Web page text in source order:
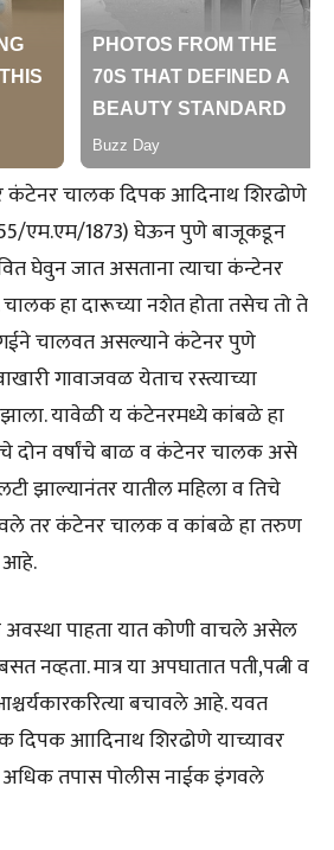
कंटेनर चालक दिपक आदिनाथ शिरढोणे
एम.एम/1873) घेऊन पुणे बाजूकडून
घेवुन जात असताना त्याचा कंन्टेनर
चालक हा दारूच्या नशेत होता तसेच तो ते
चालवत असल्याने कंटेनर पुणे
गावाजवळ येताच रस्त्याच्या
यावेळी य कंटेनरमध्ये कांबळे हा
दोन वर्षांचे बाळ व कंटेनर चालक असे
झाल्यानंतर यातील महिला व तिचे
तर कंटेनर चालक व कांबळे हा तरुण
आहे.
पाहता यात कोणी वाचले असेल
नव्हता. मात्र या अपघातात पती,पत्नी व
बचावले आहे. यवत
दिपक आादिनाथ शिरढोणे याच्यावर
तपास पोलीस नाईक इंगवले